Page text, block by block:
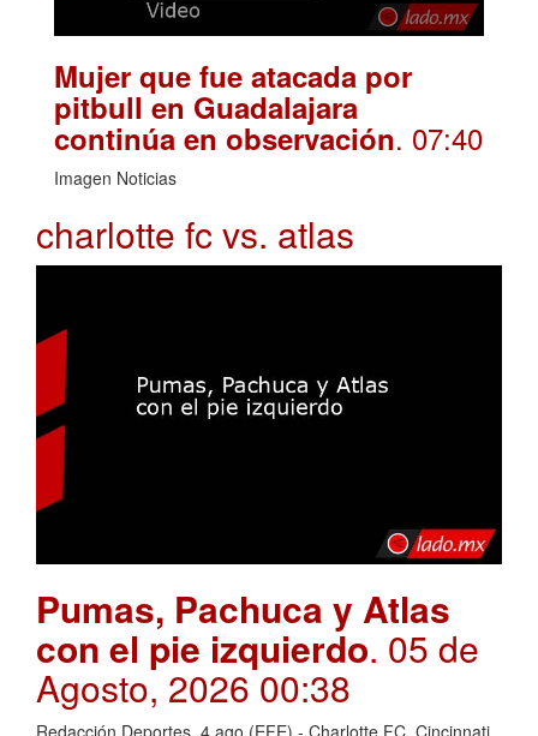
Mujer que fue atacada por
pitbull en Guadalajara
continúa en observación. 07:40
Imagen Noticias
charlotte fc vs. atlas
Pumas, Pachuca y Atlas
con el pie izquierdo. 05 de
Agosto, 2026 00:38
Redacción Deportes, 4 ago (EFE).- Charlotte FC, Cincinnati